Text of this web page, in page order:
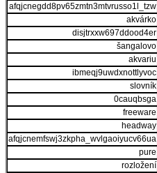
afqjcnegdd8pv65zmtn3mtvrusso1l_tzw
akvárko
disjtrxxw697ddood4er
šangalovo
akvariu
ibmeqj9uwdxnottlyvoc
slovník
0cauqbsga
freeware
headway
afqjcnemfswj3zkpha_wvlgaoiyucv66ua
pure
rozložení